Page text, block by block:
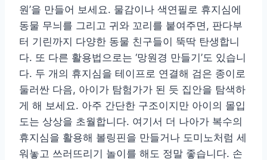
원’을 만들어 보세요. 물감이나 색연필로 휴지심에
동물 무늬를 그리고 귀와 꼬리를 붙여주면, 판다부
터 기린까지 다양한 동물 친구들이 뚝딱 탄생합니
다. 또 다른 활용법으로는 ‘망원경 만들기’도 있습니
다. 두 개의 휴지심을 테이프로 연결해 검은 종이로
둘러싼 다음, 아이가 탐험가가 된 듯 집안을 탐색하
게 해 보세요. 아주 간단한 구조이지만 아이의 몰입
도는 상상을 초월합니다. 여기서 더 나아가 복수의
휴지심을 활용해 볼링핀을 만들거나 도미노처럼 세
워놓고 쓰러뜨리기 놀이를 해도 정말 좋습니다. 손